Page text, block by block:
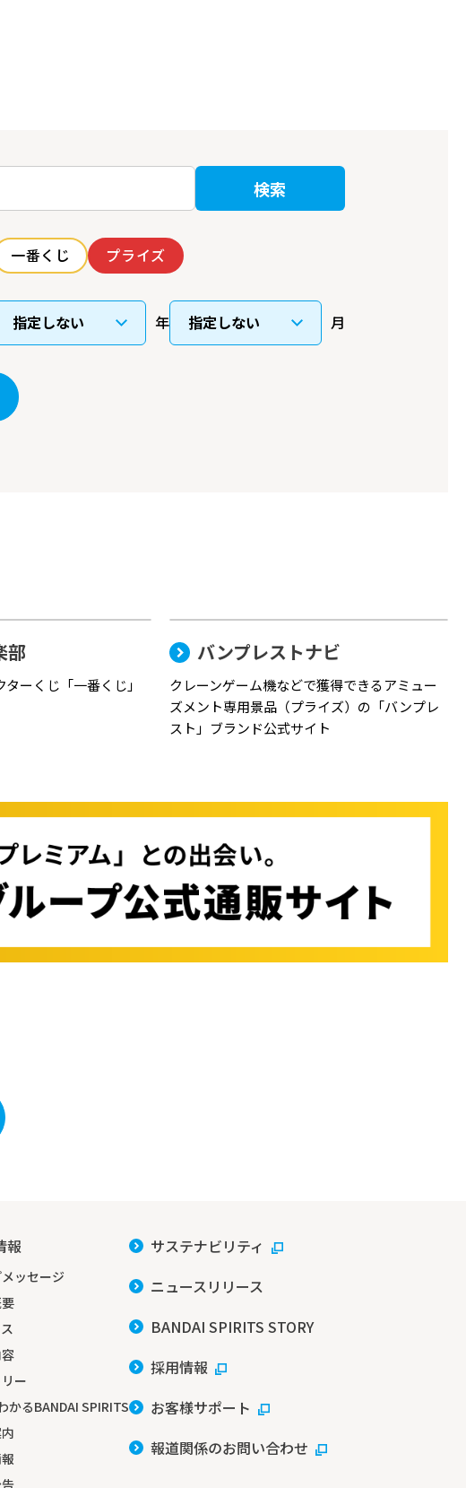
検索
一番くじ プライズ
年 月
部
ーくじ「一番くじ」
バンプレストナビ
クレーンゲーム機などで獲得できるアミュー
ズメント専用景品（プライズ）の「バンプレ
スト」ブランド公式サイト
報
メッセージ
ー
かるBANDAI SPIRITS
サステナビリティ
ニュースリリース
BANDAI SPIRITS STORY
採用情報
お客様サポート
報道関係のお問い合わせ